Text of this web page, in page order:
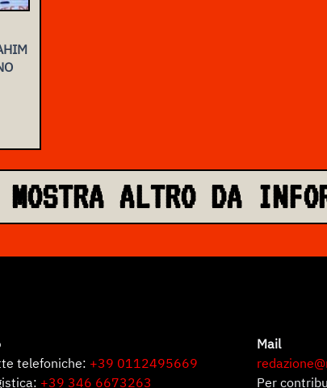
MOSTRA ALTRO DA
telefoniche: +39 0112495669
+39 346 6673263
Mail
Per